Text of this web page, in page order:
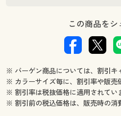
この商品をシ
※ バーゲン商品については、割引キ
※ カラーサイズ毎に、割引率や販売
※ 割引率は税抜価格に適用されてい
※ 割引前の税込価格は、販売時の消